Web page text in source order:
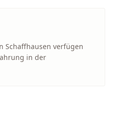
Schaffhausen verfügen
in der